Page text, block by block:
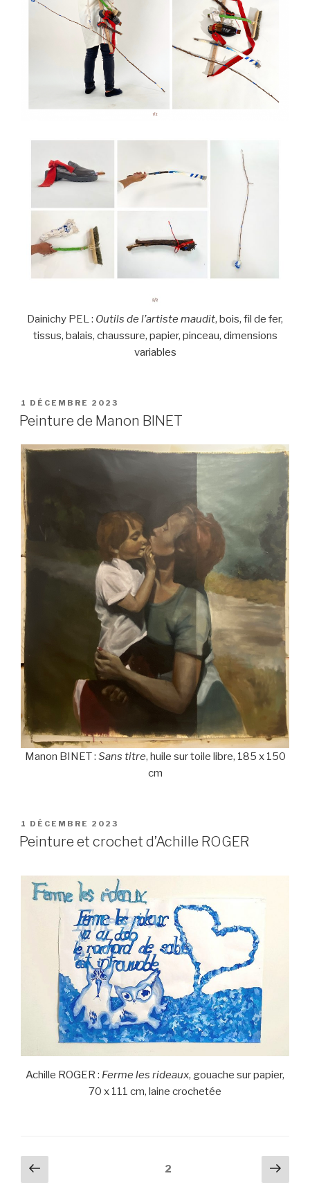
Dainichy PEL : Outils de l’artiste maudit, bois, fil de fer,
tissus, balais, chaussure, papier, pinceau, dimensions
variables
PUBLIÉ
LE
1 DÉCEMBRE 2023
Peinture de Manon BINET
Manon BINET : Sans titre, huile sur toile libre, 185 x 150
cm
PUBLIÉ
LE
1 DÉCEMBRE 2023
Peinture et crochet d’Achille ROGER
Achille ROGER : Ferme les rideaux, gouache sur papier,
70 x 111 cm, laine crochetée
Pagination
des
Page
précédente
2